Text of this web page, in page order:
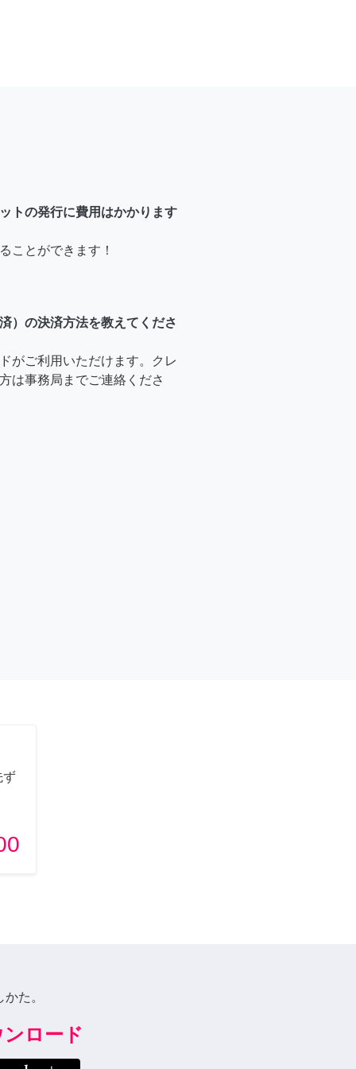
トの発行に費用はかかります
ことができます！
）の決済方法を教えてくださ
がご利用いただけます。クレ
は事務局までご連絡くださ
ず
た。
ロード